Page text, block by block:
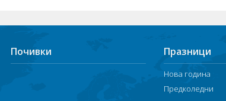
Почивки Празници
Нова година
Предколедни